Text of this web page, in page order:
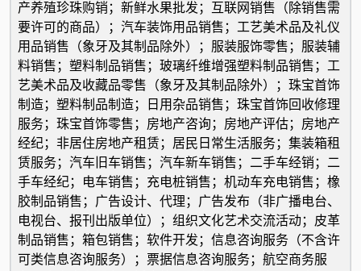
产养殖珍珠购销；新鲜水果批发；互联网销售（除销售需
要许可的商品）；汽车装饰用品销售；工艺美术品及礼仪
用品销售（象牙及其制品除外）；服装服饰零售；服装辅
料销售；塑料制品销售；玻璃纤维增强塑料制品销售；工
艺美术品及收藏品零售（象牙及其制品除外）；珠宝首饰
制造；塑料制品制造；日用杂品销售；珠宝首饰回收修理
服务；珠宝首饰零售；房地产咨询；房地产评估；房地产
经纪；非居住房地产租赁；居民日常生活服务；集装箱租
赁服务；汽车旧车销售；汽车新车销售；二手车经销；二
手车经纪；电车销售；充电桩销售；机动车充电销售；橡
胶制品销售；广告设计、代理；广告发布（非广播电台、
电视台、报刊出版单位）；组织文化艺术交流活动；皮革
制品销售；箱包销售；软件开发；信息咨询服务（不含许
可类信息咨询服务）；票据信息咨询服务；航空商务服